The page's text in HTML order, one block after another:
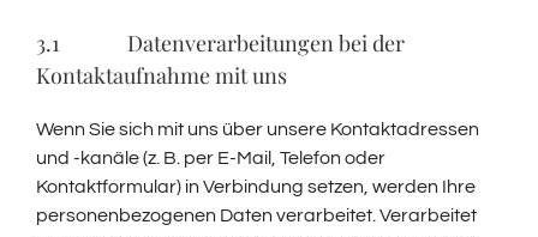
3.1 Datenverarbeitungen bei der
Kontaktaufnahme mit uns
Wenn Sie sich mit uns über unsere Kontaktadressen
und -kanäle (z. B. per E-Mail, Telefon oder
Kontaktformular) in Verbindung setzen, werden Ihre
personenbezogenen Daten verarbeitet. Verarbeitet